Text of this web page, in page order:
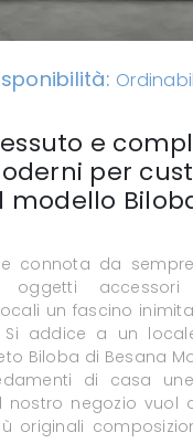
e
per
modello
connota da
accessori
un fascino
Si addice a un
Biloba di Besana
di casa
nostro negozio vuol
originali